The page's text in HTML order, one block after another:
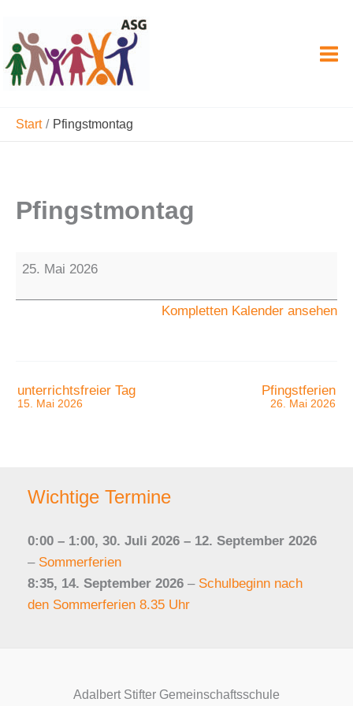
Inhalt
springen
Start Pfingstmontag
Pfingstmontag
Pfingstmontag
25. Mai 2026
Kompletten Kalender ansehen
unterrichtsfreier Tag
15. Mai 2026
Pfingstferien
26. Mai 2026
Wichtige Termine
0:00 – 1:00, 30. Juli 2026 – 12. September 2026
– Sommerferien
8:35, 14. September 2026 – Schulbeginn nach
den Sommerferien 8.35 Uhr
Adalbert Stifter Gemeinschaftsschule